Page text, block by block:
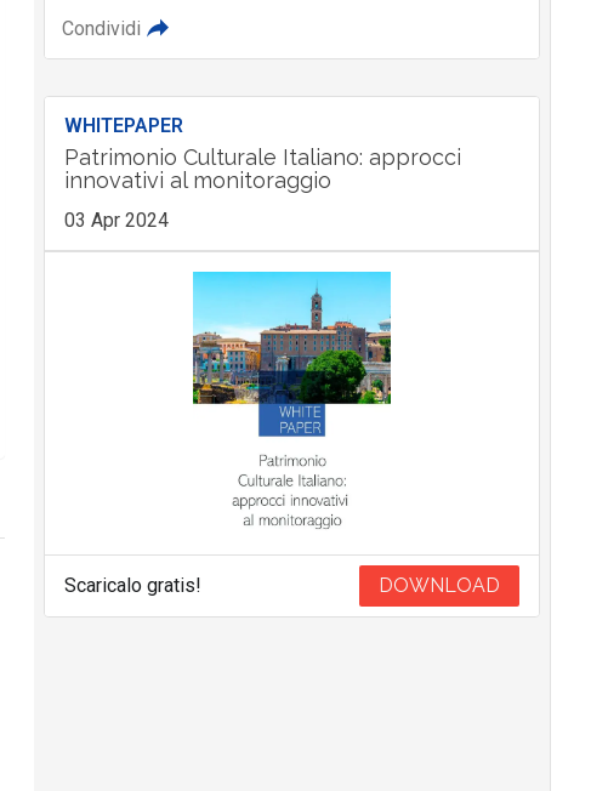
Condividi
WHITEPAPER
Patrimonio Culturale Italiano: approcci
innovativi al monitoraggio
03 Apr 2024
Scaricalo gratis! DOWNLOAD